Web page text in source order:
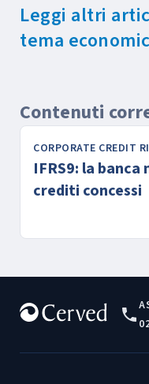
Leggi altri
tema
Contenuti
IFRS9: la
crediti concessi